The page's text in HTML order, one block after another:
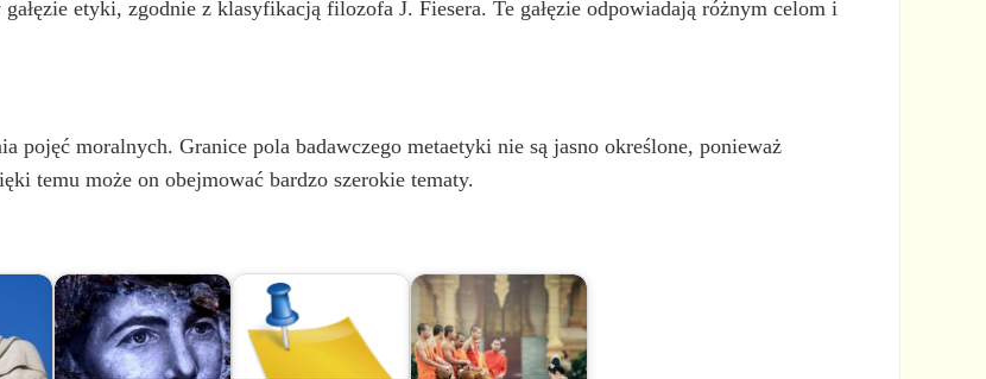
i
e
etyki, zgodnie z klasyfikacją filozofa J. Fiesera. Te gałęzie odpowiadają różnym celom i
pojęć moralnych. Granice pola badawczego metaetyki nie są jasno określone, ponieważ
temu może on obejmować bardzo szerokie tematy.